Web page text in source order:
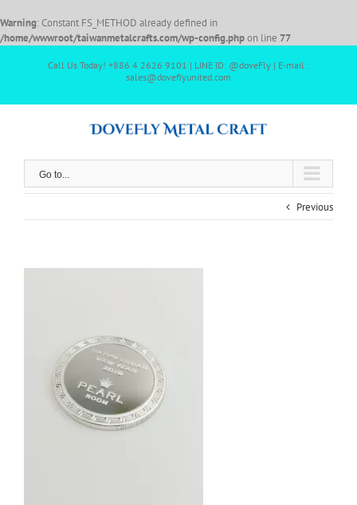
Warning: Constant FS_METHOD already defined in
/home/wwwroot/taiwanmetalcrafts.com/wp-config.phpon line 77
Call Us Today! +886 4 2626 9101 | LINE ID: @doveFly | E-mail :
sales@doveflyunited.com
Go to...
Previous